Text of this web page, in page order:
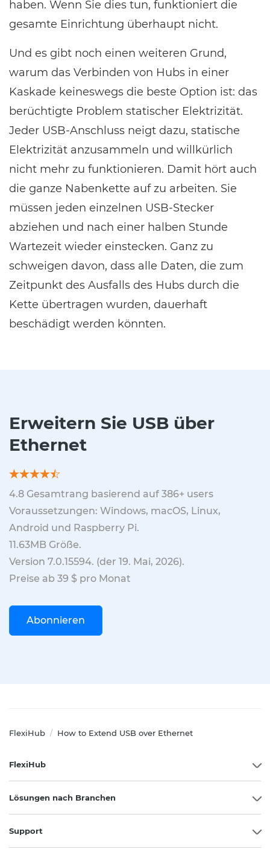
haben. Wenn Sie dies tun, funktioniert die
gesamte Einrichtung überhaupt nicht.
Und es gibt noch einen weiteren Grund,
warum das Verbinden von Hubs in einer
Kaskade keineswegs die beste Option ist: das
berüchtigte Problem statischer Elektrizität.
Jeder USB-Anschluss neigt dazu, statische
Elektrizität anzusammeln und willkürlich
nicht mehr zu funktionieren. Damit hört auch
die ganze Nabenkette auf zu arbeiten. Sie
müssen jeden einzelnen USB-Stecker
abziehen und nach einer halben Stunde
Wartezeit wieder einstecken. Ganz zu
schweigen davon, dass alle Daten, die zum
Zeitpunkt des Ausfalls des Hubs durch die
Kette übertragen wurden, dauerhaft
beschädigt werden könnten.
Erweitern Sie USB über
Ethernet
4.8 Gesamtrang basierend auf 386+ users
Voraussetzungen: Windows, macOS, Linux,
Android und Raspberry Pi.
11.63MB Größe.
Version 7.0.15594. (der 19. Mai, 2026).
Preise ab 39 $ pro Monat
Abonnieren
FlexiHub / How to Extend USB over Ethernet
FlexiHub
Lösungen nach Branchen
Support